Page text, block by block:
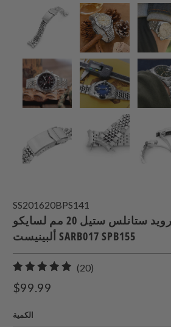
SS201620BPS141
سوار أسترويد ستانلس ستيل 20 مم لسايكو
ألبينيست SARB017 SPB155
(20)
$99.99
الكمية